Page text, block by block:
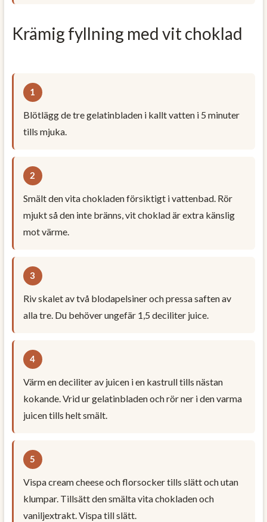
Krämig fyllning med vit choklad
Blötlägg de tre gelatinbladen i kallt vatten i 5 minuter
tills mjuka.
Smält den vita chokladen försiktigt i vattenbad. Rör
mjukt så den inte bränns, vit choklad är extra känslig
mot värme.
Riv skalet av två blodapelsiner och pressa saften av
alla tre. Du behöver ungefär 1,5 deciliter juice.
Värm en deciliter av juicen i en kastrull tills nästan
kokande. Vrid ur gelatinbladen och rör ner i den varma
juicen tills helt smält.
Vispa cream cheese och florsocker tills slätt och utan
klumpar. Tillsätt den smälta vita chokladen och
vaniljextrakt. Vispa till slätt.